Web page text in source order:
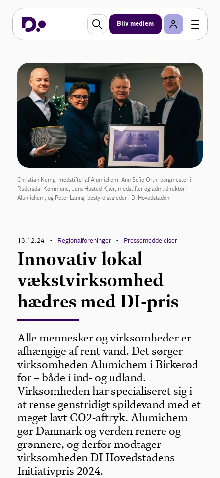
Bliv medlem
Christian Kemp, medstifter af Alumichem, Ann Sofie Orth, borgmester i
Rudersdal Kommune, Jens Husted Kjær, medstifter og adm. direktør i
Alumichem, og Peter Lanng, bestyrelsesleder i DI Hovedstaden
13.12.24 • Regionalforeninger • Pressemeddelelser
Innovativ lokal
vækstvirksomhed
hædres med DI-pris
Alle mennesker og virksomheder er
afhængige af rent vand. Det sørger
virksomheden Alumichem i Birkerød
for – både i ind- og udland.
Virksomheden har specialiseret sig i
at rense genstridigt spildevand med et
meget lavt CO2-aftryk. Alumichem
gør Danmark og verden renere og
grønnere, og derfor modtager
virksomheden DI Hovedstadens
Initiativpris 2024.